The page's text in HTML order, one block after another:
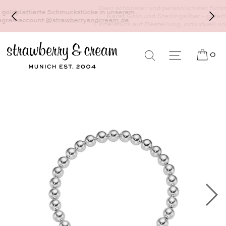
Dein schönster und persönlichster Schmuck - 18
Karat Gold und Sterlingsilber - gefertigt als
Einzelstück auf Bestellung, individuell und auf Maß
0